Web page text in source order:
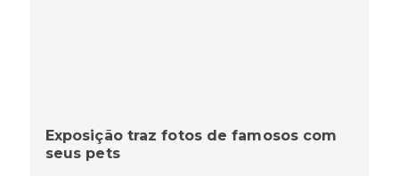
Exposição traz fotos de famosos com
seus pets